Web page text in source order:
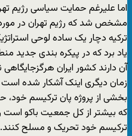
اما علیرغم حمایت سیاسی رژیم
مشخص شد که رژیم تهران در مورد
ترکیه دچار یک ساده لوحی
یاد برد که در پیکره بندی جدید
آن دارند کشور ایران
زمان دیگری اینک آشکار شده است
که بیشتر از کل جمعیت باکو است
ترکیسم خود تحریک و مسلح کنند.